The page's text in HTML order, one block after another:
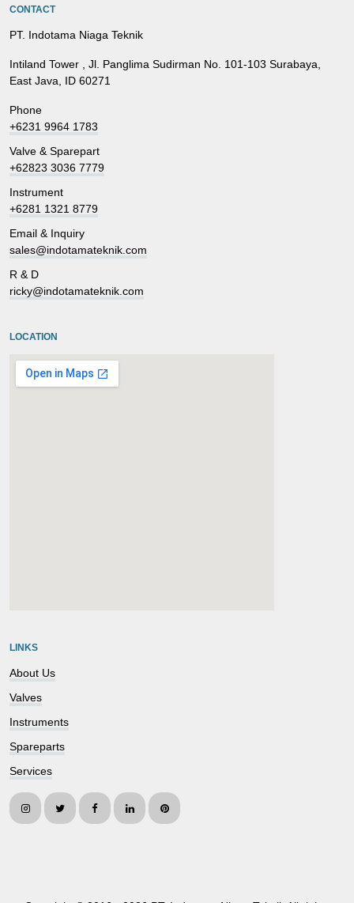
CONTACT
PT. Indotama Niaga Teknik
Intiland Tower , Jl. Panglima Sudirman No. 101-103 Surabaya,
East Java, ID 60271
Phone
+6231 9964 1783
Valve & Sparepart
+62823 3036 7779
Instrument
+6281 1321 8779
Email & Inquiry
sales@indotamateknik.com
R & D
ricky@indotamateknik.com
LOCATION
LINKS
About Us
Valves
Instruments
Spareparts
Services